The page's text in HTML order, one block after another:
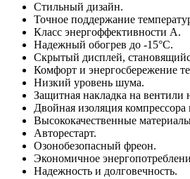
Стильный дизайн.
Точное поддержание
Класс энергоффективности А.
Надежный обогрев до -15°С.
Скрытый дисплей,
Комфорт и энергосбережение
Низкий уровень шума.
Защитная накладка на вентили
Двойная изоляция
Высококачественные
Авторестарт.
Озонобезопасный фреон.
Экономичное
Надежность и долговечность.